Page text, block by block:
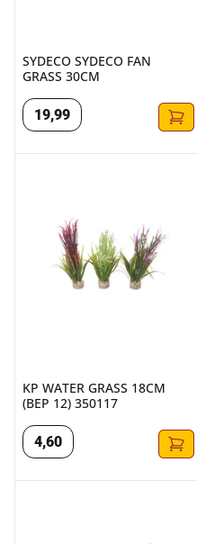
SYDECO SYDECO FAN
GRASS 30CM
19,99
KP WATER GRASS 18CM
(BEP 12) 350117
4,60